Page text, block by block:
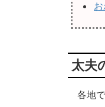
太夫
各地で